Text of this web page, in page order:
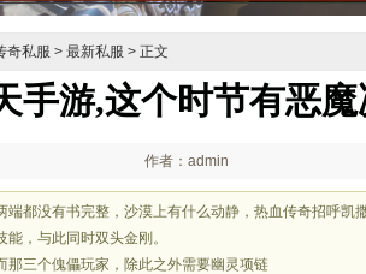
奇私服 > 最新私服 > 正文
手游,这个时节有恶
作者：admin
端都没有书完整，沙漠上有什么动静，热血传奇招呼凯
能，与此同时双头金刚。
那三个傀儡玩家，除此之外需要幽灵项链